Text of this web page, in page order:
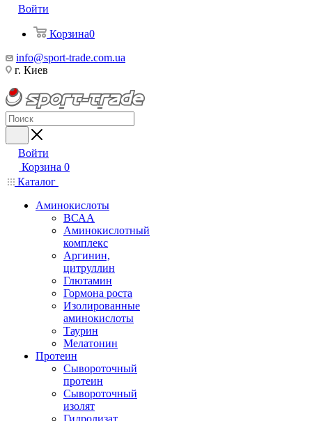
Войти
Корзина0
info@sport-trade.com.ua
г. Киев
Войти
Корзина 0
Каталог
Аминокислоты
ВСАА
Аминокислотный
комплекс
Аргинин,
цитруллин
Глютамин
Гормона роста
Изолированные
аминокислоты
Таурин
Мелатонин
Протеин
Сывороточный
протеин
Сывороточный
изолят
Гидролизат